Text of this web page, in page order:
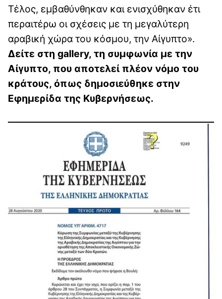
Τέλος, εμβαθύνθηκαν και ενισχύθηκαν έτι
περαιτέρω οι σχέσεις με τη μεγαλύτερη
αραβική χώρα του κόσμου, την Αίγυπτο».
Δείτε στη gallery, τη συμφωνία με την
Αίγυπτο, που αποτελεί πλέον νόμο του
κράτους, όπως δημοσιεύθηκε στην
Εφημερίδα της Κυβερνήσεως.